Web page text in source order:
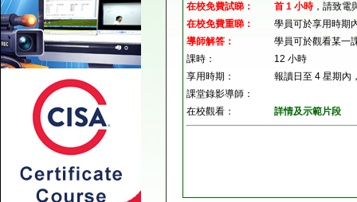
在校免費試睇： 首 1 小時，請致電
在校免費重睇：
學員可於享用時期
導師解答：
學員可於觀看某一
課時：
12 小時
享用時期：
報讀日至 4 星期內
課堂錄影導師：
在校觀看：
詳情及示範片段